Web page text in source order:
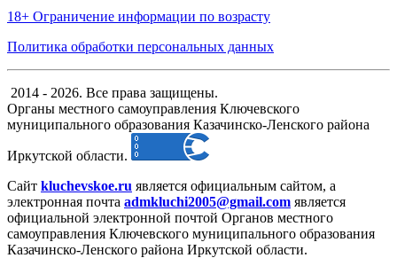
18+ Ограничение информации по возрасту
Политика обработки персональных данных
2014 - 2026. Все права защищены.
Органы местного самоуправления Ключевского
муниципального образования Казачинско-Ленского района
Иркутской области.
Сайт kluchevskoe.ru является официальным сайтом, а
электронная почта admkluchi2005@gmail.com является
официальной электронной почтой Органов местного
самоуправления Ключевского муниципального образования
Казачинско-Ленского района Иркутской области.